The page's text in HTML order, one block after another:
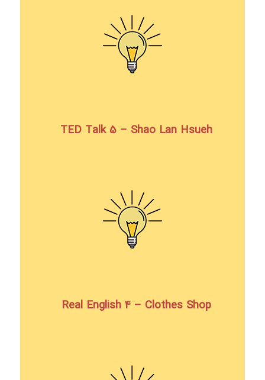
TED Talk 5 – Shao Lan Hsueh
Real English 4 – Clothes Shop